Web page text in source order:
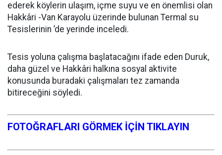
ederek köylerin ulaşım, içme suyu ve en önemlisi olan
Hakkâri -Van Karayolu üzerinde bulunan Termal su
Tesislerinin ’de yerinde inceledi.
Tesis yoluna çalışma başlatacağını ifade eden Duruk,
daha güzel ve Hakkâri halkına sosyal aktivite
konusunda buradaki çalışmaları tez zamanda
bitireceğini söyledi.
FOTOĞRAFLARI GÖRMEK İÇİN TIKLAYIN